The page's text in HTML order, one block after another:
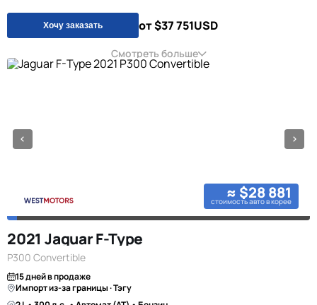
Хочу заказать от $37 751USD
Смотреть больше
≈ $28 881
стоимость авто в корее
2021 Jaguar F-Type
P300 Convertible
15 дней в продаже
Импорт из-за границы · Тэгу